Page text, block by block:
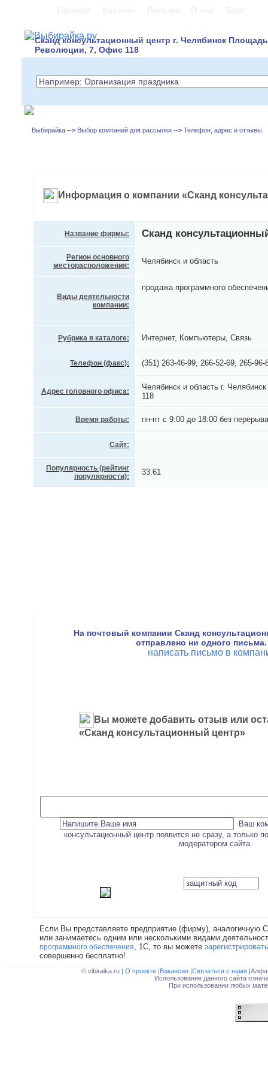
Сканд консультационный центр г. Челябинск Площадь
Революции, 7, Офис 118
Выбирайка --> Выбор компаний для рассылки --> Телефон, адрес и отзывы
Информация о компании «Сканд
Название фирмы: Сканд
Регион основного
месторасположения:
Челябинск и область
Виды деятельности
компании:
продажа программного
Рубрика в каталоге: Интернет, Компьютеры, Связь
Телефон (факс): (351) 263-46-99, 266-52-69, 265-96-
Адрес головного офиса:
Челябинск и область г.
118
Время работы: пн-пт с 9:00 до 18:00 без
Сайт:
Популярность (рейтинг
популярности):
33.61
На почтовый компании Сканд
отправлено ни одного
написать письмо в
Вы можете добавить отзыв или
«Сканд консультационный центр»
Ваш
консультационный центр появится не сразу, а только
модератором сайта.
Если Вы представляете предприятие (фирму), аналогичную
или занимаетесь одним или несколькими видами
программного обеспечения, 1С, то вы можете зарегистрировать
совершенно бесплатно!
© vibiraika.ru | О проекте |Вакансии |Связаться с нами
Использование данного сайта
При использовании любых